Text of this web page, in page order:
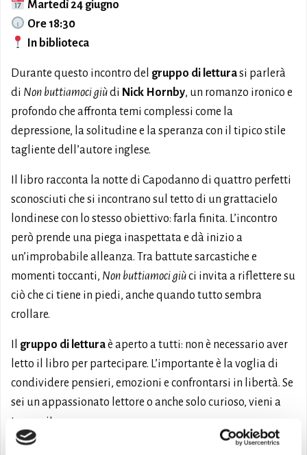
Martedì 24 giugno
Ore 18:30
In biblioteca
Durante questo incontro del gruppo di letturasi parlerà
di Non buttiamoci giùdi Nick Hornby, un romanzo ironico e
profondo che affronta temi complessi come la
depressione, la solitudine e la speranza con il tipico stile
tagliente dell’autore inglese.
Il libro racconta la notte di Capodanno di quattro perfetti
sconosciuti che si incontrano sul tetto di un grattacielo
londinese con lo stesso obiettivo: farla finita. L’incontro
però prende una piega inaspettata e dà inizio a
un’improbabile alleanza. Tra battute sarcastiche e
momenti toccanti, Non buttiamoci giùci invita a riflettere su
ciò che ci tiene in piedi, anche quando tutto sembra
crollare.
gruppo di letturaè aperto a tutti: non è necessario aver
letto il libro per partecipare. L’importante è la voglia di
condividere pensieri, emozioni e confrontarsi in libertà. Se
sei un appassionato lettore o anche solo curioso, vieni a
trovarci!